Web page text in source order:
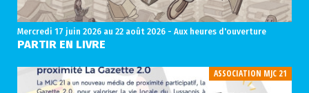
Mercredi 17 juin 2026au 22 août 2026 - Aux heures d'ouverture
PARTIR EN LIVRE
ASSOCIATION MJC 21